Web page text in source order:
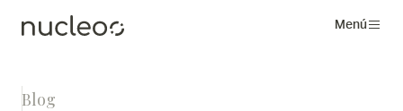
Menú
Blog